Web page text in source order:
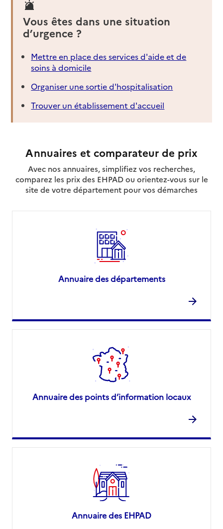
Vous êtes dans une situation
d’urgence ?
Mettre en place des services d'aide et de
soins à domicile
Organiser une sortie d'hospitalisation
Trouver un établissement d'accueil
Annuaires et comparateur de prix
Avec nos annuaires, simplifiez vos recherches,
comparez les prix des EHPAD ou orientez-vous sur le
site de votre département pour vos démarches
Annuaire des départements
Annuaire des points d’information locaux
Annuaire des EHPAD